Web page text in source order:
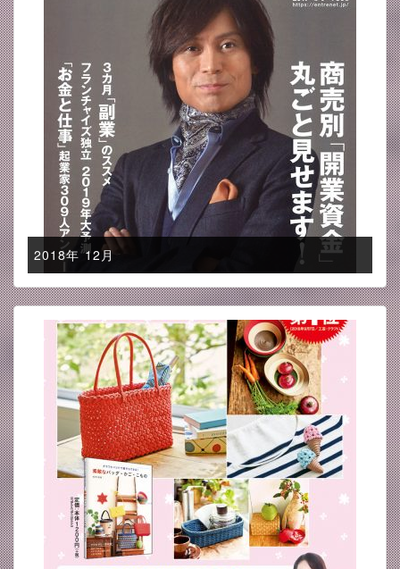
2018年 12月